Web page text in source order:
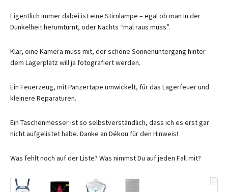
Eigentlich immer dabei ist eine Stirnlampe – egal ob man in der
Dunkelheit herumturnt, oder Nachts “mal raus muss”.
Klar, eine Kamera muss mit, der schöne Sonnenuntergang hinter
dem Lagerplatz will ja fotografiert werden.
Ein Feuerzeug, mit Panzertape umwickelt, für das Lagerfeuer und
kleinere Reparaturen.
Ein Taschenmesser ist so selbstverständlich, dass ich es erst gar
nicht aufgelistet habe. Danke an Dékou für den Hinweis!
Was fehlt noch auf der Liste? Was nimmst Du auf jeden Fall mit?
i